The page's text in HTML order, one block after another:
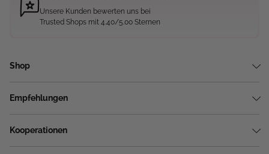
Unsere Kunden bewerten uns bei
Trusted Shops mit 4.40/5.00 Sternen
Shop
Empfehlungen
Kooperationen